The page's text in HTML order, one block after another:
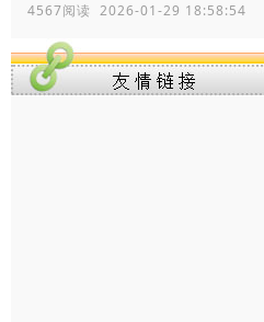
4567阅读 2026-01-29 18:58:54